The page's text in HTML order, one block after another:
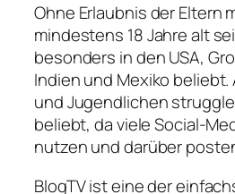
Ohne Erlaubnis der Eltern
mindestens 18 Jahre alt
besonders in den USA,
Indien und Mexiko beliebt.
und Jugendlichen
beliebt, da viele Social-
nutzen und darüber
BlogTV ist eine der